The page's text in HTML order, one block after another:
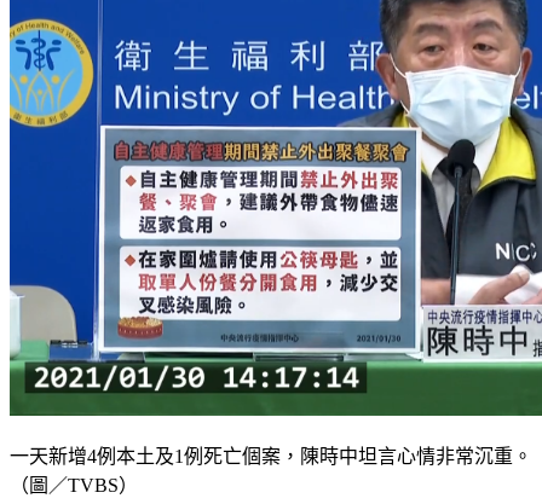
一天新增4例本土及1例死亡個案，陳時中坦言心情非常沉重。